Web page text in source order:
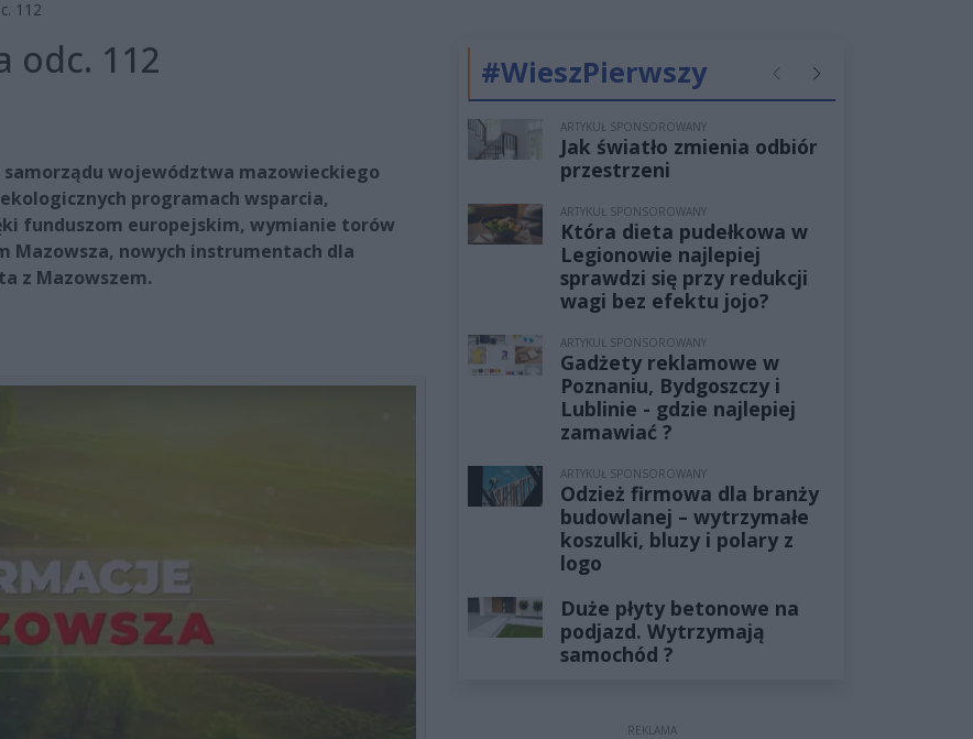
112
odc. 112
województwa mazowieckiego
programach wsparcia,
funduszom europejskim, wymianie torów
Mazowsza, nowych instrumentach dla
z Mazowszem.
#WieszPierwszy PoprzednieNastępne
ARTYKUŁ SPONSOROWANY
Jak światło zmienia odbiór
przestrzeni
ARTYKUŁ SPONSOROWANY
Która dieta pudełkowa w
Legionowie najlepiej
sprawdzi się przy redukcji
wagi bez efektu jojo?
ARTYKUŁ SPONSOROWANY
Gadżety reklamowe w
Poznaniu, Bydgoszczy i
Lublinie - gdzie najlepiej
zamawiać ?
ARTYKUŁ SPONSOROWANY
Odzież firmowa dla branży
budowlanej – wytrzymałe
koszulki, bluzy i polary z
logo
Duże płyty betonowe na
podjazd. Wytrzymają
samochód ?
REKLAMA